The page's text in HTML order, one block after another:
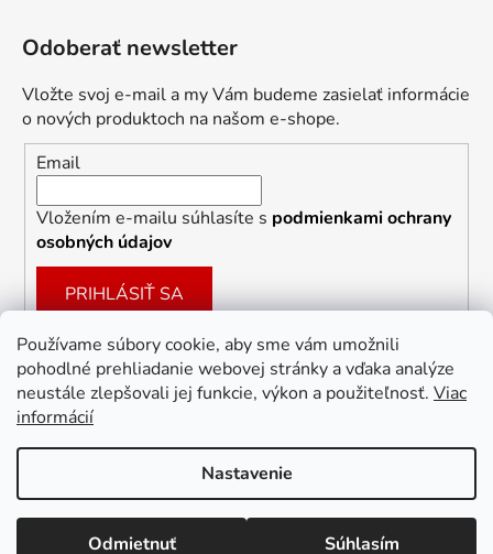
Používame súbory cookie, aby sme vám umožnili
pohodlné prehliadanie webovej stránky a vďaka analýze
neustále zlepšovali jej funkcie, výkon a použiteľnosť. Viac
informácií
Nastavenie
Odmietnuť Súhlasím
Odoberať newsletter
Vložte svoj e-mail a my Vám budeme zasielať informácie
o nových produktoch na našom e-shope.
Email
Vložením e-mailu súhlasíte s podmienkami ochrany
osobných údajov
PRIHLÁSIŤ SA
Facebook
Vytvoril Shoptet